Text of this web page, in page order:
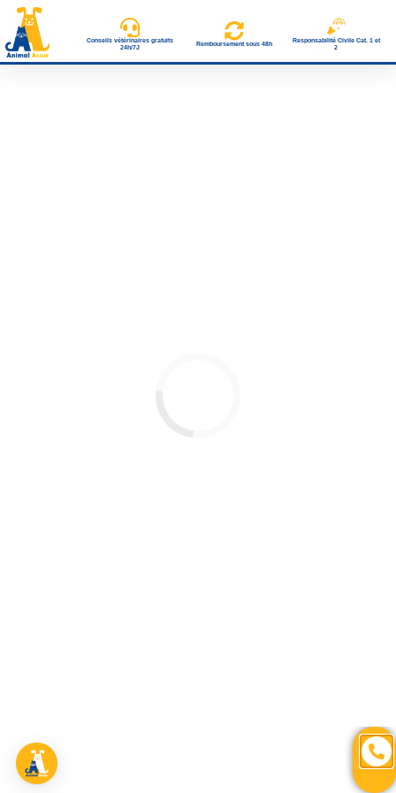
Conseils vétérinaires gratuits
24h/7J
Remboursement sous 48h
Responsabilité Civile Cat. 1 et
2